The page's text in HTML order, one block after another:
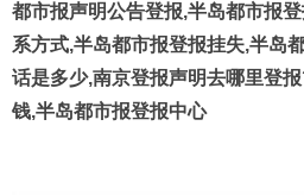
都市报声明公告登报,半岛都市报
系方式,半岛都市报登报挂失,半岛
话是多少,南京登报声明去哪里登
钱,半岛都市报登报中心